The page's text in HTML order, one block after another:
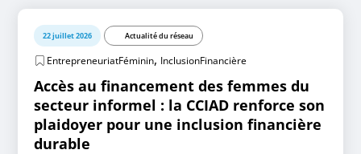
22 juillet 2026 Actualité du réseau
EntrepreneuriatFéminin, InclusionFinancière
Accès au financement des femmes du
secteur informel : la CCIAD renforce son
plaidoyer pour une inclusion financière
durable